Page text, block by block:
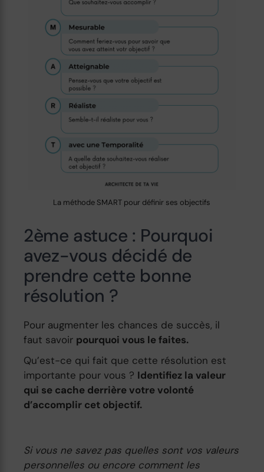
La méthode SMART pour définir ses objectifs
2ème astuce : Pourquoi
avez-vous décidé de
prendre cette bonne
résolution ?
Pour augmenter les chances de succès, il
faut savoir pourquoi vous le faites.
Qu’est-ce qui fait que cette résolution est
importante pour vous ? Identifiez la valeur
qui se cache derrière votre volonté
d’accomplir cet objectif.
Si vous ne savez pas quelles sont vos valeurs
personnelles ou encore comment les